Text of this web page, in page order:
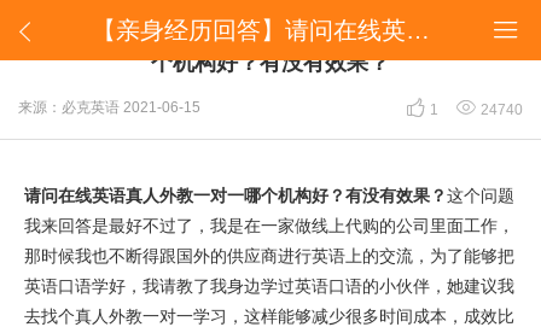
 
【亲身经历回答】请问在线英语真人外教一对一哪个机构好？有没有效果？
【亲身经历回答】请问在线英语真人外教一对一哪
个机构好？有没有效果？
来源：必克英语 2021-06-15  1  24740
请问在线英语真人外教一对一哪个机构好？有没有效果？这个问题
我来回答是最好不过了，我是在一家做线上代购的公司里面工作，
那时候我也不断得跟国外的供应商进行英语上的交流，为了能够把
英语口语学好，我请教了我身边学过英语口语的小伙伴，她建议我
去找个真人外教一对一学习，这样能够减少很多时间成本，成效比